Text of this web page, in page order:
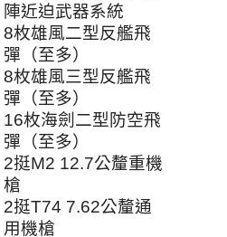
陣近迫武器系統
8枚雄風二型反艦飛
彈（至多）
8枚雄風三型反艦飛
彈（至多）
16枚海劍二型防空飛
彈（至多）
2挺M2 12.7公釐重機
槍
2挺T74 7.62公釐通
用機槍